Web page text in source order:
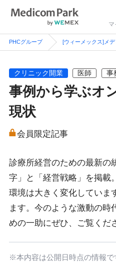
マ
PHCグループ [ウィーメックス]メ
クリニック開業 医師 事
事例から学ぶオ
現状
会員限定記事
診療所経営のための最新の
字」と「経営戦略」を掲載
環境は大きく変化していま
ます。今のような激動の時
めの一助にぜひ、ご覧くだ
※本内容は公開日時点の情報で